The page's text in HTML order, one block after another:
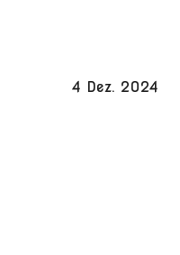
4 Dez. 2024